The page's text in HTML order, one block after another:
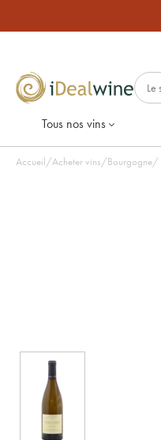
Tous nos vins
Accueil/Acheter vins/Bourgogne/